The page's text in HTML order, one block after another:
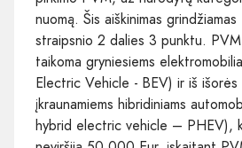
nuomą. Šis aiškinimas
straipsnio 2 dalies 3 punktu.
taikoma gryniesiems
Electric Vehicle - BEV) ir iš
įkraunamiems hibridiniams
hybrid electric vehicle – PHEV),